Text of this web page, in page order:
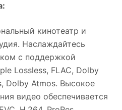
кинотеатр и
Наслаждайтесь
с поддержкой
Lossless, FLAC, Dolby
Dolby Atmos. Высокое
видео обеспечивается